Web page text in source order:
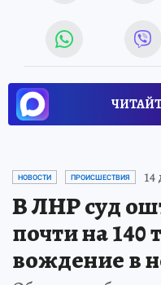
НОВОСТИ ПРОИСШЕСТВИЯ 14
В ЛНР суд
почти на 140
вождение в